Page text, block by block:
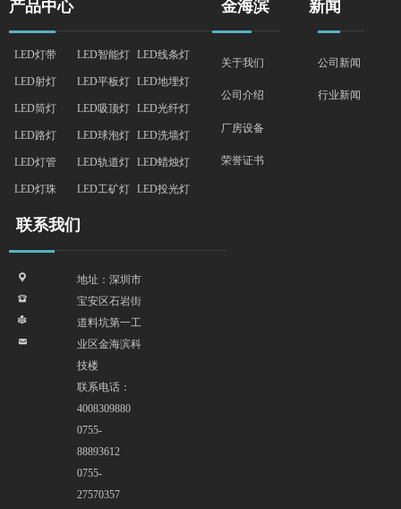
LED灯带
LED射灯
LED筒灯
LED路灯
LED灯管
LED灯珠
LED线条灯
LED地埋灯
LED光纤灯
LED洗墙灯
LED蜡烛灯
LED投光灯
LED智能灯
LED平板灯
LED吸顶灯
LED球泡灯
LED轨道灯
LED工矿灯
产品中心 金海滨
关于我们
公司介绍
厂房设备
荣誉证书
新闻
公司新闻
行业新闻
联系我们
地址：深圳市
宝安区石岩街
道料坑第一工
业区金海滨科
技楼
联系电话：
4008309880
0755-
88893612
0755-
27570357
끇
뀰
넔
낂